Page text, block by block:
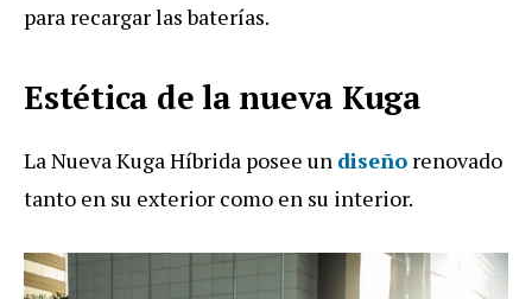
para recargar las baterías.
Estética de la nueva Kuga
La Nueva Kuga Híbrida posee un diseño renovado
tanto en su exterior como en su interior.